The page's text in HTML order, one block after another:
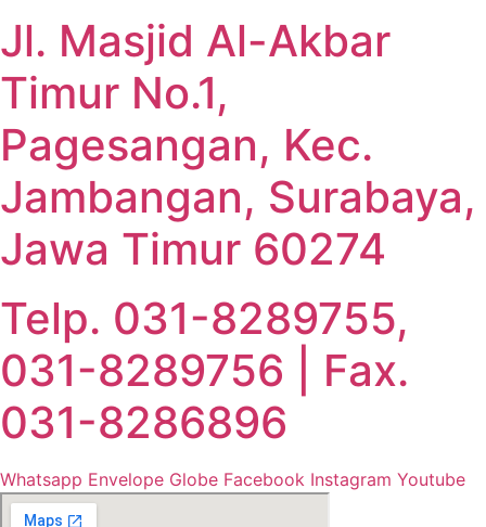
Jl. Masjid Al-Akbar
Timur No.1,
Pagesangan, Kec.
Jambangan, Surabaya,
Jawa Timur 60274
Telp. 031-8289755,
031-8289756 | Fax.
031-8286896
Whatsapp Envelope Globe Facebook Instagram Youtube